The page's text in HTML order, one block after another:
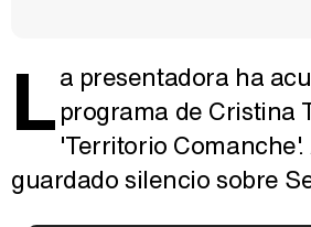
La presentadora ha
programa de Cristina
'Territorio
guardado silencio sobre